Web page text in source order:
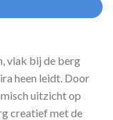
vlak bij de berg
heen leidt. Door
uitzicht op
creatief met de